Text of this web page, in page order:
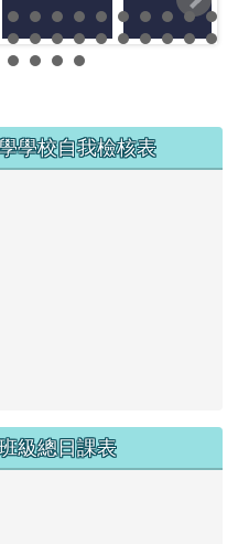
學校自我檢核表
級總日課表